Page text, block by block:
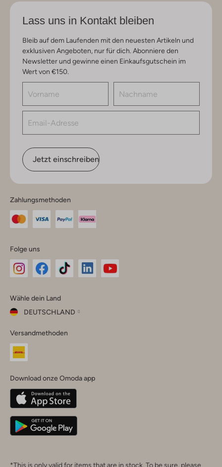
Lass uns in Kontakt bleiben
Bleib auf dem Laufenden mit den neuesten Artikeln und
exklusiven Angeboten, nur für dich. Abonniere den
Newsletter und gewinne einen Einkaufsgutschein im
Wert von €150.
Jetzt einschreiben
Zahlungsmethoden
Folge uns
Instagram
Facebook
TikTok
Wähle dein Land
DEUTSCHLAND
dein
Land
Belgique(Français)
Deutschland
Versandmethoden
Download onze Omoda app
*This is only valid for items that are in stock. To be sure, please